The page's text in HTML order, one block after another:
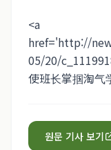
<a
href='http://
05/20/
使班长掌掴淘气
원문 기사 보기